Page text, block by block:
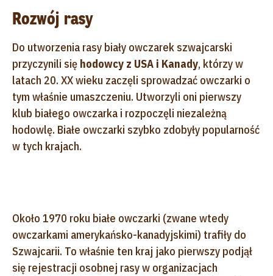
Rozwój rasy
Do utworzenia rasy biały owczarek szwajcarski
przyczynili się hodowcy z USA i Kanady, którzy w
latach 20. XX wieku zaczęli sprowadzać owczarki o
tym właśnie umaszczeniu. Utworzyli oni pierwszy
klub białego owczarka i rozpoczęli niezależną
hodowlę. Białe owczarki szybko zdobyły popularność
w tych krajach.
Około 1970 roku białe owczarki (zwane wtedy
owczarkami amerykańsko-kanadyjskimi) trafiły do
Szwajcarii. To właśnie ten kraj jako pierwszy podjął
się rejestracji osobnej rasy w organizacjach